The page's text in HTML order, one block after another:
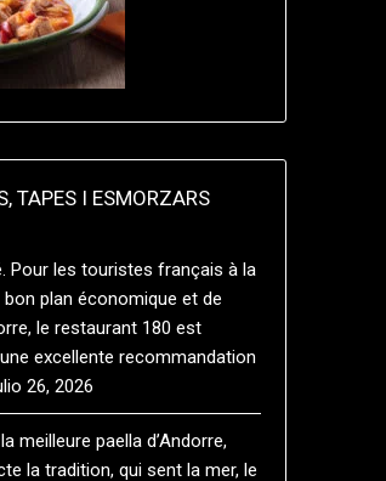
TAPES I ESMORZARS
Pour les touristes français à la
bon plan économique et de
le restaurant 180 est
excellente recommandation
26, 2026
meilleure paella d’Andorre,
la tradition, qui sent la mer, le